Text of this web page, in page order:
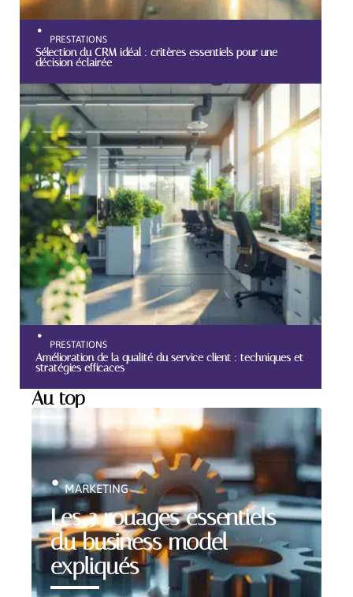
PRESTATIONS
Sélection du CRM idéal : critères essentiels pour une
décision éclairée
PRESTATIONS
Amélioration de la qualité du service client : techniques et
stratégies efficaces
Au top
Les 3 rouages essentiels
du business model
expliqués
MARKETING